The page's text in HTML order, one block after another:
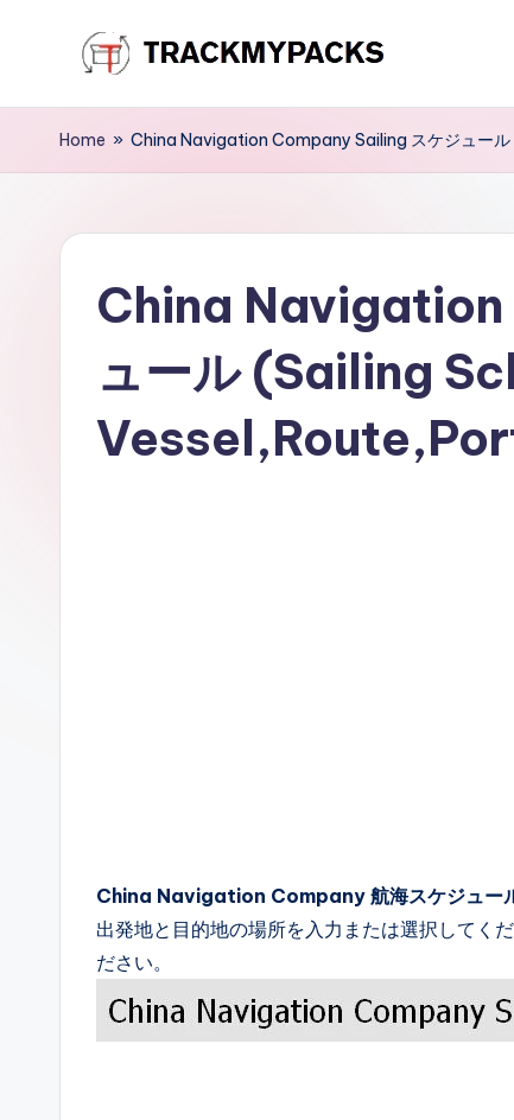
content
T
r
c
Home » China Navigation Company Sailing スケジュー
China
ュール (Sailing
China Navigation Company 航海スケジュー
出発地と目的地の場所を入力または選択して
ださい。